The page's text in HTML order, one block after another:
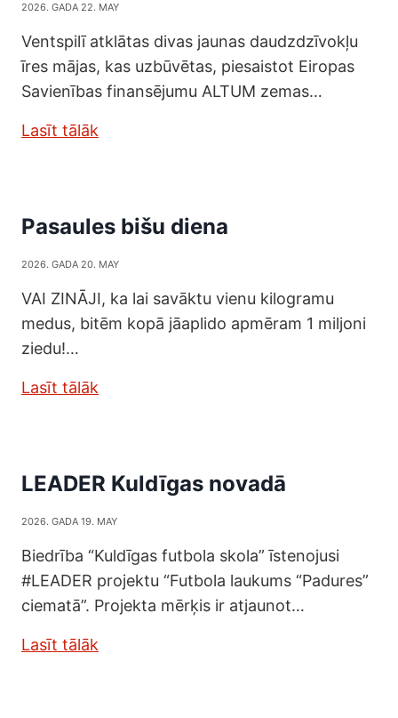
2026. GADA 22. MAY
Ventspilī atklātas divas jaunas daudzdzīvokļu
īres mājas, kas uzbūvētas, piesaistot Eiropas
Savienības finansējumu ALTUM zemas…
Lasīt tālāk
Pasaules bišu diena
2026. GADA 20. MAY
VAI ZINĀJI, ka lai savāktu vienu kilogramu
medus, bitēm kopā jāaplido apmēram 1 miljoni
ziedu!…
Lasīt tālāk
LEADER Kuldīgas novadā
2026. GADA 19. MAY
Biedrība “Kuldīgas futbola skola” īstenojusi
#LEADER projektu “Futbola laukums “Padures”
ciematā”. Projekta mērķis ir atjaunot…
Lasīt tālāk